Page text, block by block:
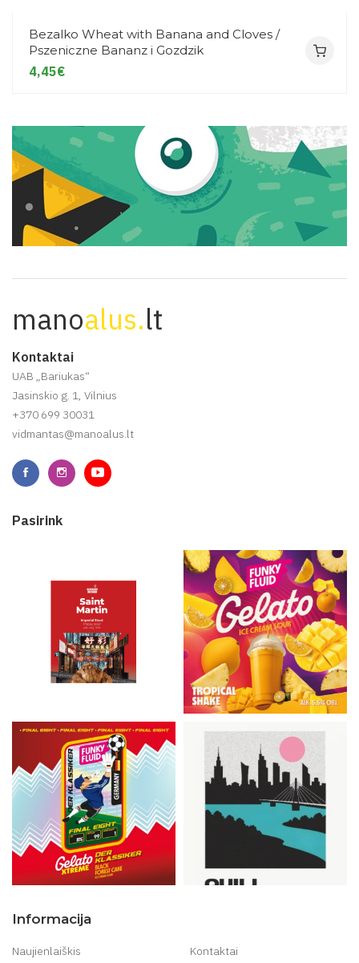
Bezalko Wheat with Banana and Cloves /
Pszeniczne Bananz i Gozdzik
4,45€
manoalus.lt
Kontaktai
UAB „Bariukas“
Jasinskio g. 1, Vilnius
+370 699 30031
vidmantas@manoalus.lt
Pasirink
Informacija
Naujienlaiškis Kontaktai